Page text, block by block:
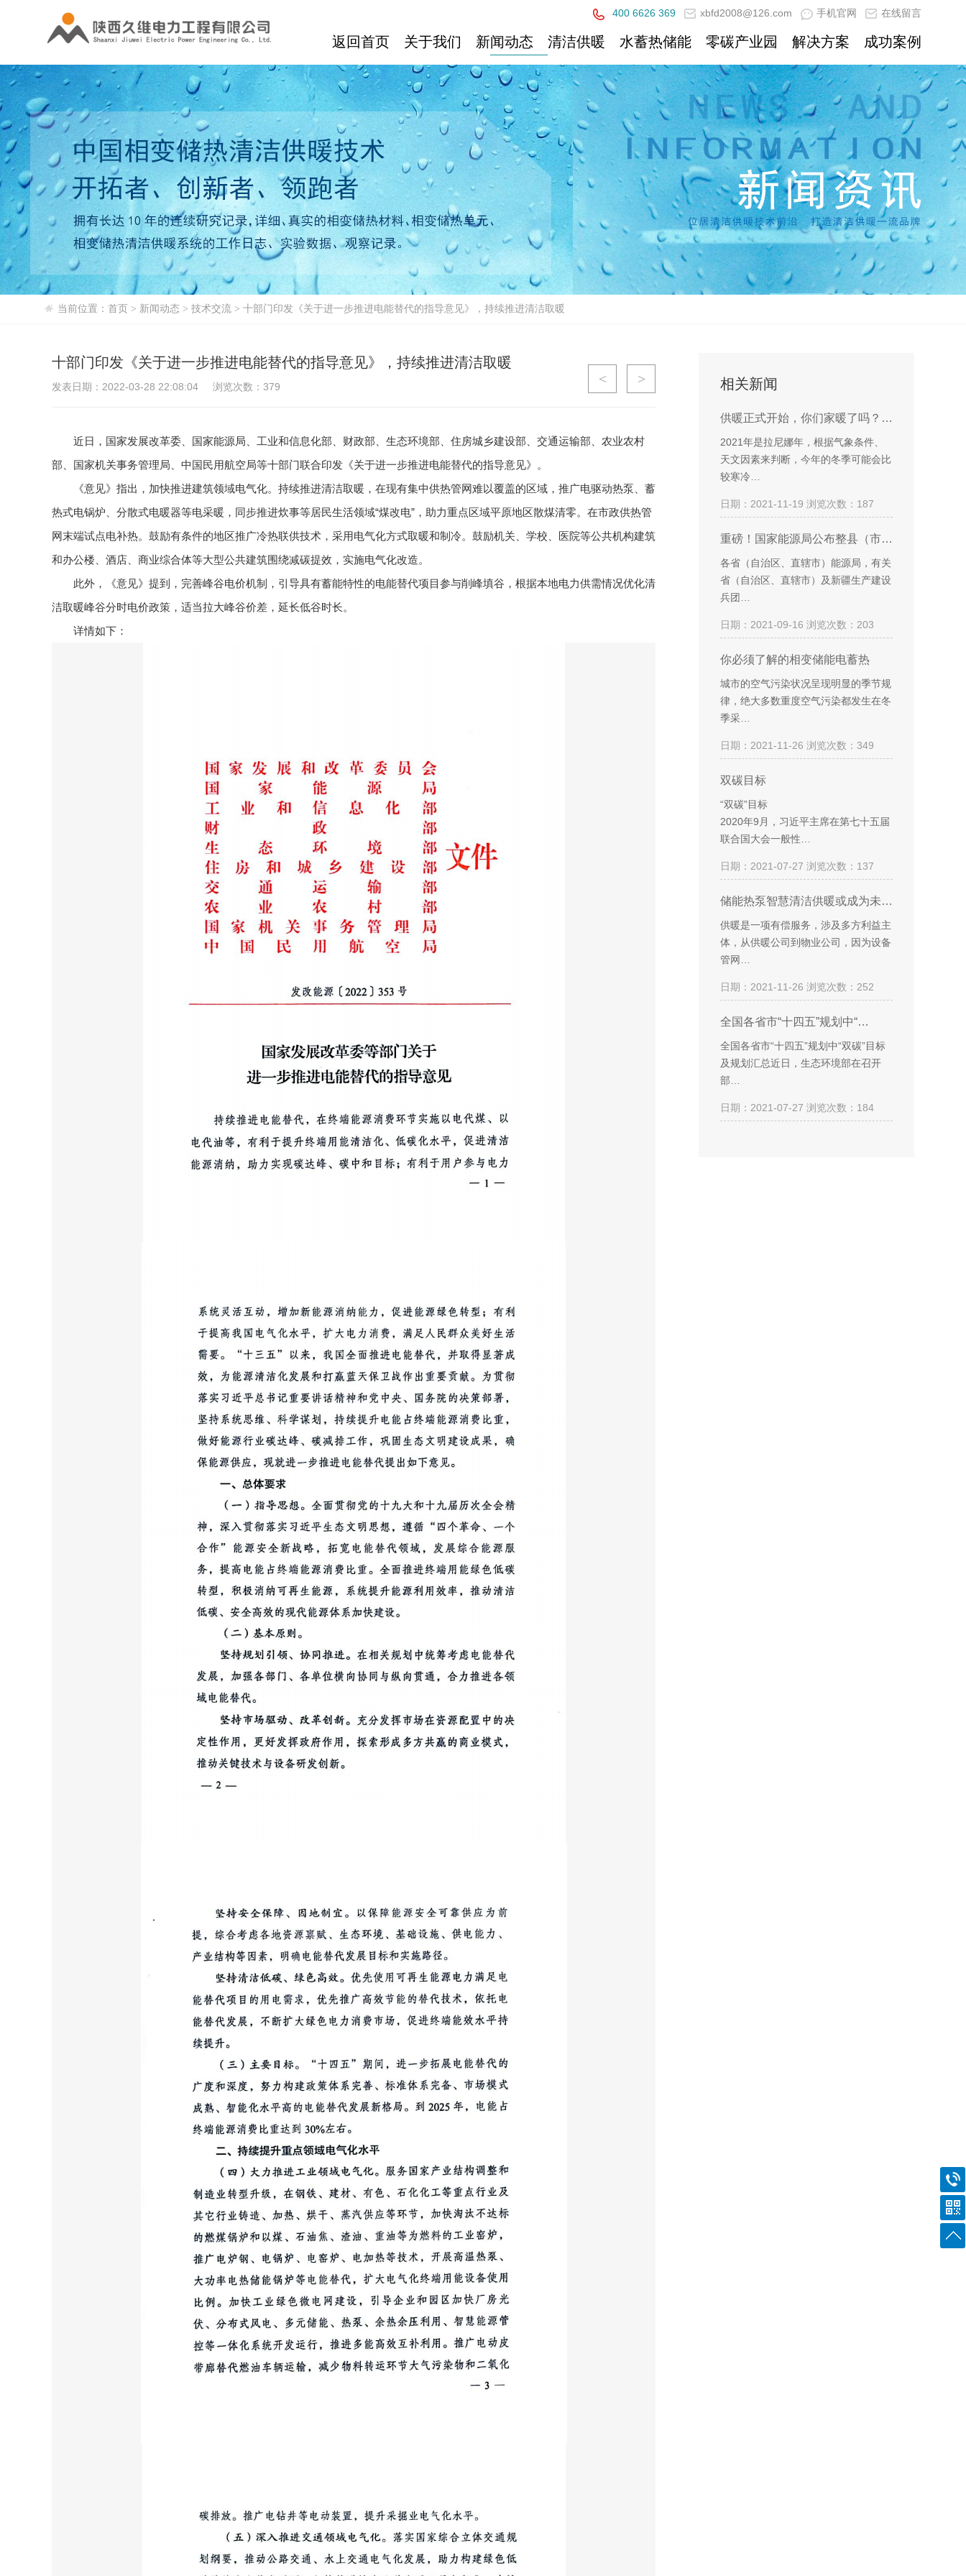
400 6626 369 xbfd2008@126.com 手机官网 在线留言
返回首页 关于我们 新闻动态 清洁供暖 水蓄热储能 零碳产业园 解决方案 成功案例
当前位置： 首页 > 新闻动态 > 技术交流 > 十部门印发《关于进一步推进电能替代的指导意见》，持续推进清洁取暖
< >
十部门印发《关于进一步推进电能替代的指导意见》，持续推进清洁取暖
发表日期：2022-03-28 22:08:04 浏览次数： 379
近日，国家发展改革委、国家能源局、工业和信息化部、财政部、生态环境部、住房城乡建设部、交通运输部、农业农村
部、国家机关事务管理局、中国民用航空局等十部门联合印发《关于进一步推进电能替代的指导意见》。
《意见》指出，加快推进建筑领域电气化。持续推进清洁取暖，在现有集中供热管网难以覆盖的区域，推广电驱动热泵、蓄
热式电锅炉、分散式电暖器等电采暖，同步推进炊事等居民生活领域“煤改电”，助力重点区域平原地区散煤清零。在市政供热管
网末端试点电补热。鼓励有条件的地区推广冷热联供技术，采用电气化方式取暖和制冷。鼓励机关、学校、医院等公共机构建筑
和办公楼、酒店、商业综合体等大型公共建筑围绕减碳提效，实施电气化改造。
此外，《意见》提到，完善峰谷电价机制，引导具有蓄能特性的电能替代项目参与削峰填谷，根据本地电力供需情况优化清
洁取暖峰谷分时电价政策，适当拉大峰谷价差，延长低谷时长。
详情如下：
相关新闻
供暖正式开始，你们家暖了吗？…
2021年是拉尼娜年，根据气象条件、
天文因素来判断，今年的冬季可能会比
较寒冷…
日期：2021-11-19 浏览次数：187
重磅！国家能源局公布整县（市…
各省（自治区、直辖市）能源局，有关
省（自治区、直辖市）及新疆生产建设
兵团…
日期：2021-09-16 浏览次数：203
你必须了解的相变储能电蓄热
城市的空气污染状况呈现明显的季节规
律，绝大多数重度空气污染都发生在冬
季采…
日期：2021-11-26 浏览次数：349
双碳目标
“双碳”目标
2020年9月，习近平主席在第七十五届
联合国大会一般性…
日期：2021-07-27 浏览次数：137
储能热泵智慧清洁供暖或成为未…
供暖是一项有偿服务，涉及多方利益主
体，从供暖公司到物业公司，因为设备
管网…
日期：2021-11-26 浏览次数：252
全国各省市“十四五”规划中“…
全国各省市“十四五”规划中“双碳”目标
及规划汇总近日，生态环境部在召开
部…
日期：2021-07-27 浏览次数：184